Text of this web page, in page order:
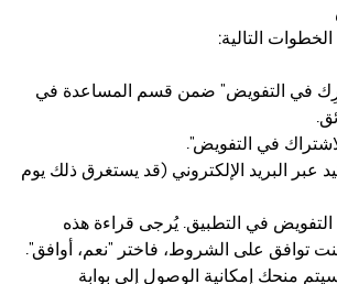
التالية:
في التفويض" ضمن قسم المساعدة في
عبر البريد الإلكتروني (قد يستغرق ذلك يوم
في التطبيق. يُرجى قراءة هذه
كنت توافق على الشروط، فاختر "نعم، أوافق".
سيتم منحك إمكانية الوصول إلى بوابة